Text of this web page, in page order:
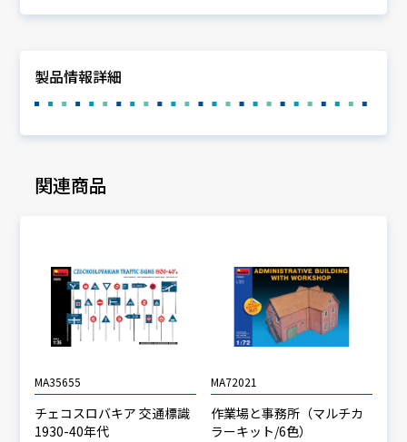
製品情報詳細
関連商品
MA35655
チェコスロバキア 交通標識
1930-40年代
MA72021
作業場と事務所（マルチカ
ラーキット/6色）